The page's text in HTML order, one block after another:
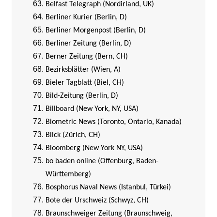
Belfast Telegraph (Nordirland, UK)
Berliner Kurier (Berlin, D)
Berliner Morgenpost (Berlin, D)
Berliner Zeitung (Berlin, D)
Berner Zeitung (Bern, CH)
Bezirksblätter (Wien, A)
Bieler Tagblatt (Biel, CH)
Bild-Zeitung (Berlin, D)
Billboard (New York, NY, USA)
Biometric News (Toronto, Ontario, Kanada)
Blick (Zürich, CH)
Bloomberg (New York NY, USA)
bo baden online (Offenburg, Baden-
Württemberg)
Bosphorus Naval News (Istanbul, Türkei)
Bote der Urschweiz (Schwyz, CH)
Braunschweiger Zeitung (Braunschweig,